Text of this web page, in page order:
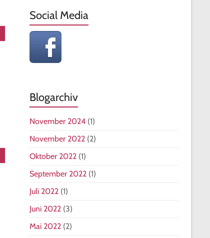
Social Media
Blogarchiv
November 2024(1)
November 2022(2)
Oktober 2022(1)
September 2022(1)
Juli 2022(1)
Juni 2022(3)
Mai 2022(2)